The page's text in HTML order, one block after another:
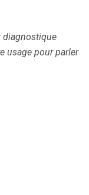
diagnostique
usage pour parler